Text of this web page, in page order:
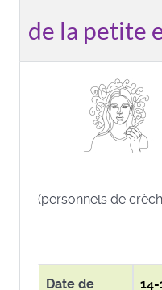
de la petite
(personnels de
Date de